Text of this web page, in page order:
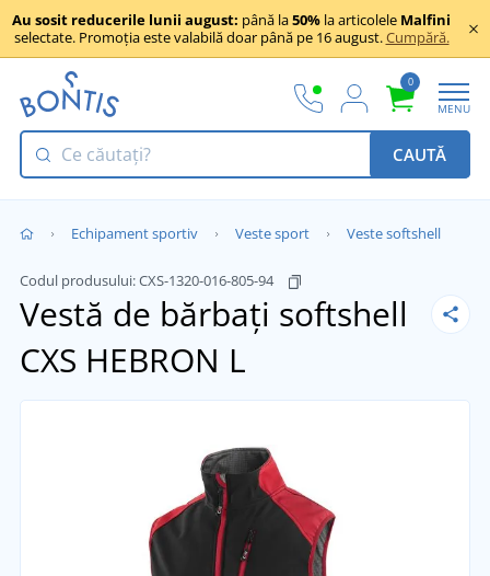
Au sosit reducerile lunii august: până la50% la articolele Malfini
selectate. Promoția este valabilă doar până pe 16 august.Cumpără.
0
MENU
CAUTĂ
Echipament sportiv Veste sport Veste softshell
Codul produsului:CXS-1320-016-805-94
Vestă de bărbați softshell
CXS HEBRON L